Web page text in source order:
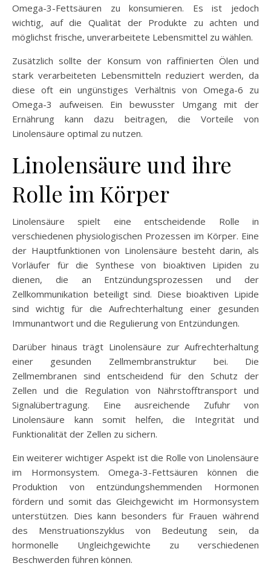
Omega-3-Fettsäuren zu konsumieren. Es ist jedoch
wichtig, auf die Qualität der Produkte zu achten und
möglichst frische, unverarbeitete Lebensmittel zu wählen.
Zusätzlich sollte der Konsum von raffinierten Ölen und
stark verarbeiteten Lebensmitteln reduziert werden, da
diese oft ein ungünstiges Verhältnis von Omega-6 zu
Omega-3 aufweisen. Ein bewusster Umgang mit der
Ernährung kann dazu beitragen, die Vorteile von
Linolensäure optimal zu nutzen.
Linolensäure und ihre
Rolle im Körper
Linolensäure spielt eine entscheidende Rolle in
verschiedenen physiologischen Prozessen im Körper. Eine
der Hauptfunktionen von Linolensäure besteht darin, als
Vorläufer für die Synthese von bioaktiven Lipiden zu
dienen, die an Entzündungsprozessen und der
Zellkommunikation beteiligt sind. Diese bioaktiven Lipide
sind wichtig für die Aufrechterhaltung einer gesunden
Immunantwort und die Regulierung von Entzündungen.
Darüber hinaus trägt Linolensäure zur Aufrechterhaltung
einer gesunden Zellmembranstruktur bei. Die
Zellmembranen sind entscheidend für den Schutz der
Zellen und die Regulation von Nährstofftransport und
Signalübertragung. Eine ausreichende Zufuhr von
Linolensäure kann somit helfen, die Integrität und
Funktionalität der Zellen zu sichern.
Ein weiterer wichtiger Aspekt ist die Rolle von Linolensäure
im Hormonsystem. Omega-3-Fettsäuren können die
Produktion von entzündungshemmenden Hormonen
fördern und somit das Gleichgewicht im Hormonsystem
unterstützen. Dies kann besonders für Frauen während
des Menstruationszyklus von Bedeutung sein, da
hormonelle Ungleichgewichte zu verschiedenen
Beschwerden führen können.